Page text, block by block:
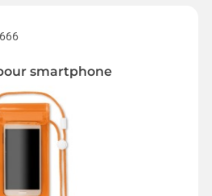
smartphone